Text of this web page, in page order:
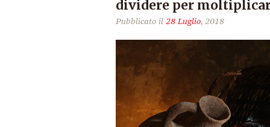
dividere per
Pubblicato il 28 Luglio, 2018